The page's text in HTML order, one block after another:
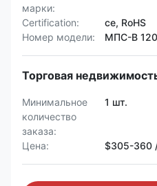
марки:
Certification:
ce, RoHS
Номер модели:
МПС-В
Торговая
Минимальное
количество
заказа:
1 шт.
Цена: $305-360